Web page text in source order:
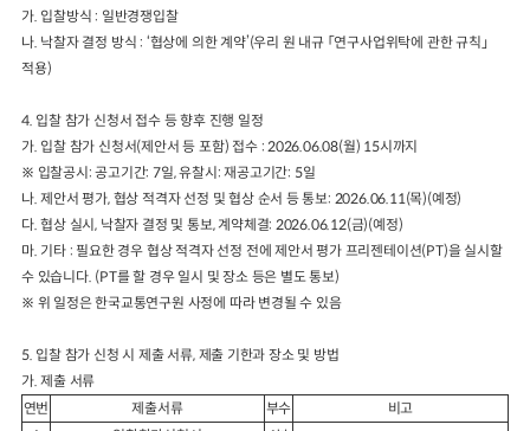
가. 입찰방식: 일반경쟁입찰
나. 낙찰자 결정 방식: ‘협상에 의한 계약’(우리 원 내규 「연구사업위탁에 관한 규칙 」
적용)
4. 입찰 참가 신청서 접수 등 향후 진행 일정
가. 입찰 참가 신청서(제안서 등 포함)접수 : 2026.06.08(월) 15시까지
※ 입찰공시 :공고기간: 7일,유찰시 :재공고기간: 5일
나.제안서 평가, 협상 적격자 선정 및 협상 순서 등 통보: 2026.06.11(목)(예정)
다.협상 실시, 낙찰자 결정 및 통보, 계약체결: 2026.06.12(금)(예정)
마. 기타 : 필요한 경우 협상 적격자 선정 전에 제안서 평가 프리젠테이션(PT)을 실시할
수 있습니다. (PT를 할 경우 일시 및 장소 등은 별도 통보)
※ 위 일정은 한국교통연구원 사정에 따라 변경될 수 있음
5. 입찰 참가 신청 시 제출 서류, 제출 기한과 장소 및 방법
가.제출 서류
연번
제출서류 부수
비고